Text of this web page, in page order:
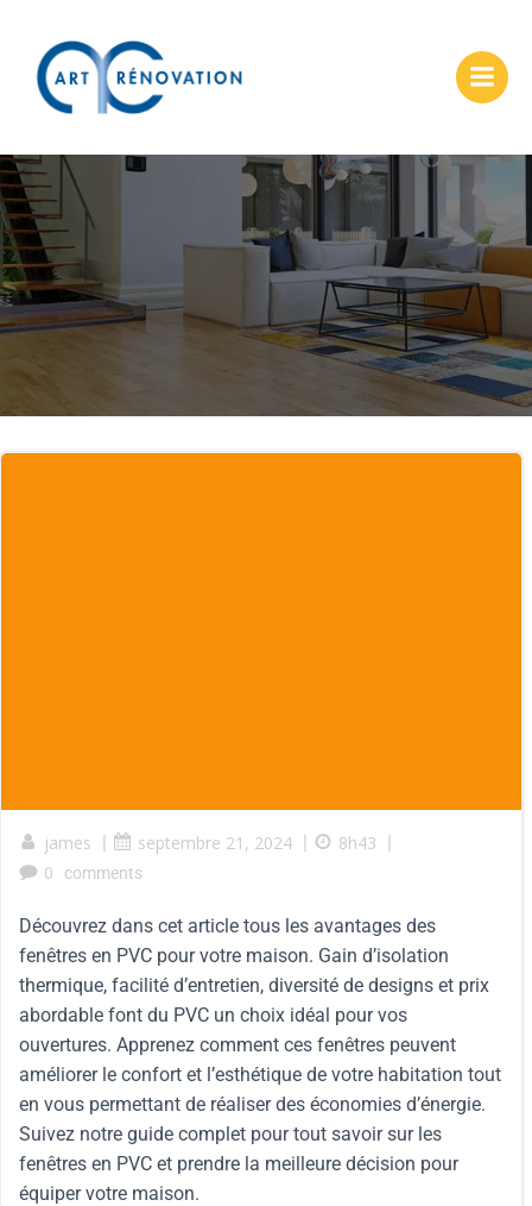
james | septembre 21, 2024 | 8h43 |
0
comments
Découvrez dans cet article tous les avantages des
fenêtres en PVC pour votre maison. Gain d’isolation
thermique, facilité d’entretien, diversité de designs et prix
abordable font du PVC un choix idéal pour vos
ouvertures. Apprenez comment ces fenêtres peuvent
améliorer le confort et l’esthétique de votre habitation tout
en vous permettant de réaliser des économies d’énergie.
Suivez notre guide complet pour tout savoir sur les
fenêtres en PVC et prendre la meilleure décision pour
équiper votre maison.